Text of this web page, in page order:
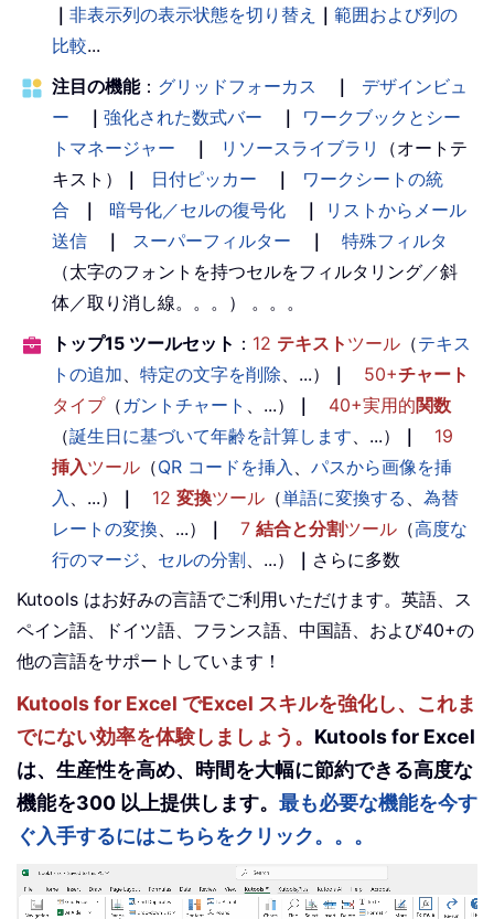
｜ 非表示列の表示状態を切り替え ｜ 範囲および列の
比較...
注目の機能： グリッドフォーカス ｜
デザインビュ
ー
｜ 強化された数式バー ｜
ワークブックとシー
トマネージャー
｜ リソースライブラリ
（オートテ
キスト）
｜ 日付ピッカー ｜
ワークシートの統
合
｜ 暗号化／セルの復号化 ｜
リストからメール
送信
｜ スーパーフィルター ｜
特殊フィルタ
（太字のフォントを持つセルをフィルタリング／斜
体／取り消し線。。。） 。。。
トップ15 ツールセット ： 12 テキスト ツール （テキス
トの追加、 特定の文字を削除、...） ｜ 50+チャート
タイプ（ ガントチャート 、...） ｜ 40+実用的関数
（誕生日に基づいて年齢を計算します、...） ｜
19
挿入ツール （QR コードを挿入 、 パスから画像を挿
入 、...） ｜ 12 変換ツール （単語に変換する 、 為替
レートの変換、...） ｜ 7 結合と分割ツール （高度な
行のマージ、 セルの分割、...） ｜ さらに多数
Kutools はお好みの言語でご利用いただけます。英語、ス
ペイン語、ドイツ語、フランス語、中国語、および40+の
他の言語をサポートしています！
Kutools for Excel でExcel スキルを強化し、これま
でにない効率を体験しましょう。 Kutools for Excel
は、生産性を高め、時間を大幅に節約できる高度な
機能を300 以上提供します。 最も必要な機能を今す
ぐ入手するにはこちらをクリック。。。